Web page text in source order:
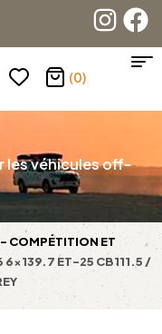
(0)
les véhicules off-
- COMPÉTITION ET
6×139.7 ET-25 CB111.5 /